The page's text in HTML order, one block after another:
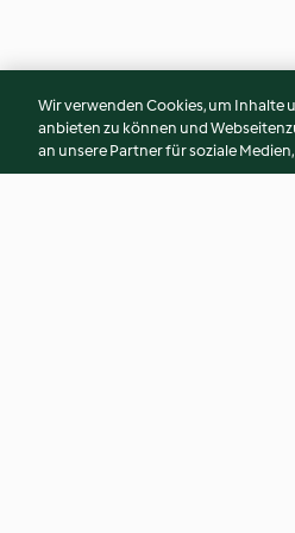
Wir verwenden Cookies, um Inhalte
anbieten zu können und
an unsere Partner für soziale